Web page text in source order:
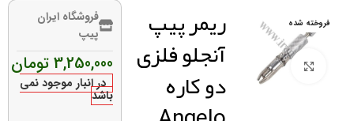
فروخته شده
برای بزرگنمایی کلیک کنید
ریمر پیپ
آنجلو فلزی
دو کاره
فروشگاه ایران
پیپ
3,250,000 تومان
در انبار موجود نمی
باشد